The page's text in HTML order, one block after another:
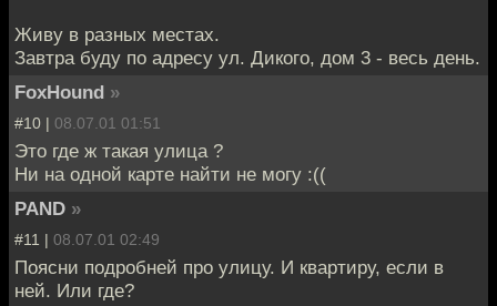
Живу в разных местах.
Завтра буду по адресу ул. Дикого, дом 3 - весь день.
FoxHound »
#10 | 08.07.01 01:51
Это где ж такая улица ?
Ни на одной карте найти не могу :((
PAND »
#11 | 08.07.01 02:49
Поясни подробней про улицу. И квартиру, если в
ней. Или где?